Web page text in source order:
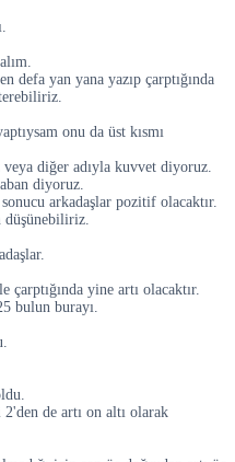
defa yan yana yazıp çarptığında
onu da üst kısmı
veya diğer adıyla kuvvet diyoruz.
diyoruz.
arkadaşlar pozitif olacaktır.
düşünebiliriz.
yine artı olacaktır.
bulun burayı.
de artı on altı olarak